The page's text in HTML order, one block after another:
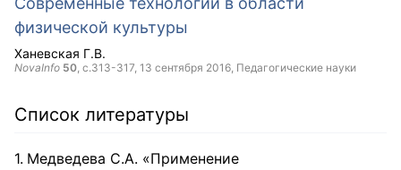
физической культуры
Ханевская Г.В.
NovaInfo 50, с.313-317, 13 сентября 2016, Педагогические науки
Список литературы
Медведева С.А. «Применение